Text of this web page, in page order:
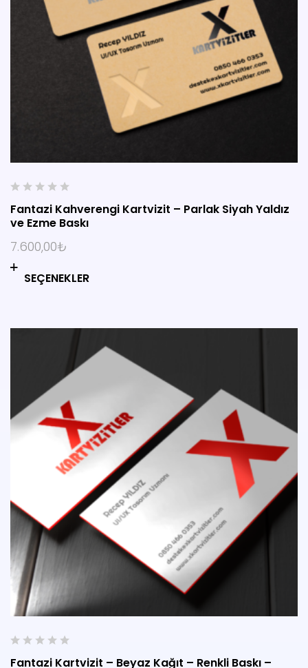
SEÇENEKLER
0
o
u
t
o
f
Fantazi Kahverengi Kartvizit – Parlak Siyah Yaldız
ve Ezme Baskı
7.600,00₺
0
Fantazi Kartvizit – Beyaz Kağıt – Renkli Baskı –